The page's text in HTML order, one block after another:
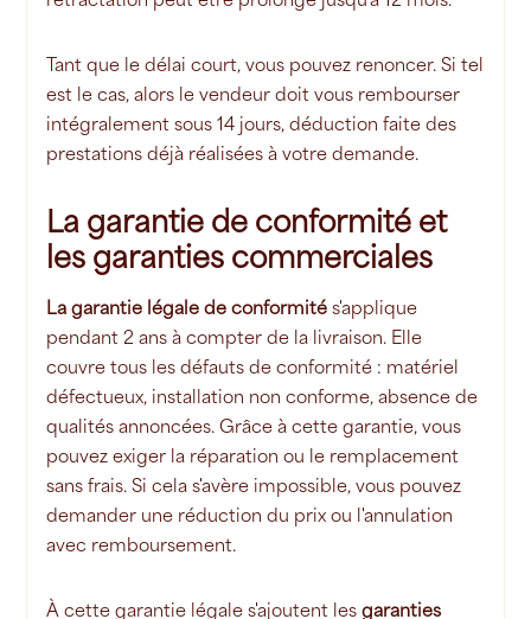
Tant que le délai court, vous pouvez renoncer. Si tel
est le cas, alors le vendeur doit vous rembourser
intégralement sous 14 jours, déduction faite des
prestations déjà réalisées à votre demande.
La garantie de conformité et
les garanties commerciales
La garantie légale de conformité s'applique
pendant 2 ans à compter de la livraison. Elle
couvre tous les défauts de conformité : matériel
défectueux, installation non conforme, absence de
qualités annoncées. Grâce à cette garantie, vous
pouvez exiger la réparation ou le remplacement
sans frais. Si cela s'avère impossible, vous pouvez
demander une réduction du prix ou l'annulation
avec remboursement.
À cette garantie légale s'ajoutent lesgaranties